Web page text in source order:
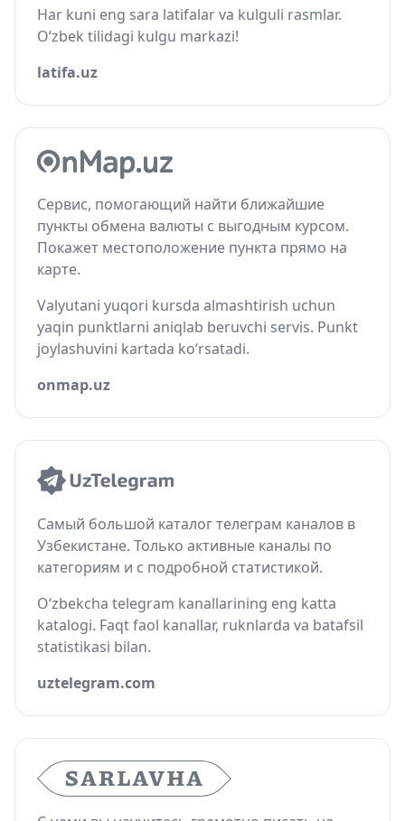
Har kuni eng sara latifalar va kulguli rasmlar.
O‘zbek tilidagi kulgu markazi!
latifa.uz
Сервис, помогающий найти ближайшие
пункты обмена валюты с выгодным курсом.
Покажет местоположение пункта прямо на
карте.
Valyutani yuqori kursda almashtirish uchun
yaqin punktlarni aniqlab beruvchi servis. Punkt
joylashuvini kartada ko‘rsatadi.
onmap.uz
Самый большой каталог телеграм каналов в
Узбекистане. Только активные каналы по
категориям и с подробной статистикой.
O‘zbekcha telegram kanallarining eng katta
katalogi. Faqt faol kanallar, ruknlarda va batafsil
statistikasi bilan.
uztelegram.com